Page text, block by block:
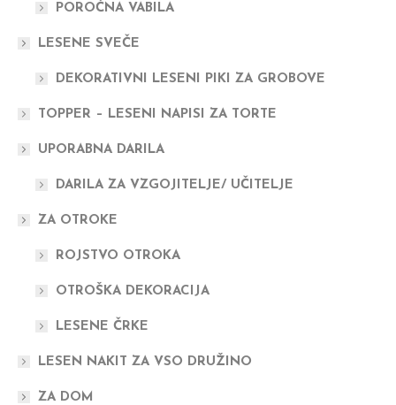
POROČNA VABILA
LESENE SVEČE
DEKORATIVNI LESENI PIKI ZA GROBOVE
TOPPER – LESENI NAPISI ZA TORTE
UPORABNA DARILA
DARILA ZA VZGOJITELJE/ UČITELJE
ZA OTROKE
ROJSTVO OTROKA
OTROŠKA DEKORACIJA
LESENE ČRKE
LESEN NAKIT ZA VSO DRUŽINO
ZA DOM